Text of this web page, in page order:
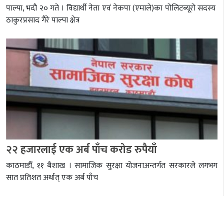
पाल्पा, भदौ २० गते । विद्यार्थी नेता एवं नेकपा (एमाले)का पोलिटब्यूरो सदस्य
ठाकुरप्रसाद गैरे पाल्पा क्षेत्र
२२ हजारलाई एक अर्ब पाँच करोड रुपैयाँ
काठमाडौँ, ११ बैशाख । सामाजिक सुरक्षा योजनाअन्तर्गत सरकारले लगभग
सात प्रतिशत अर्थात् एक अर्ब पाँच